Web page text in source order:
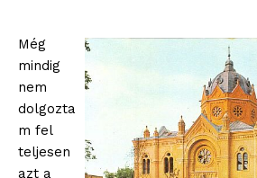
Még
mindig
nem
dolgozta
m fel
teljesen
azt a